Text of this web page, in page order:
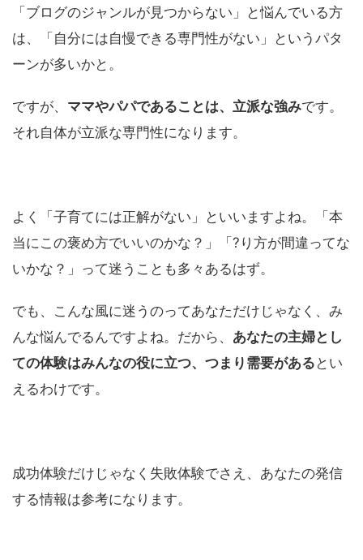
「ブログのジャンルが見つからない」と悩んでいる方
は、「自分には自慢できる専門性がない」というパタ
ーンが多いかと。
ですが、 ママやパパであることは、立派な強みです。
それ自体が立派な専門性になります。
よく「子育てには正解がない」といいますよね。「本
当にこの褒め方でいいのかな？」「?り方が間違ってな
いかな？」って迷うことも多々あるはず。
でも、こんな風に迷うのってあなただけじゃなく、み
んな悩んでるんですよね。だから、 あなたの主婦とし
ての体験はみんなの役に立つ、つまり需要がある とい
えるわけです。
成功体験だけじゃなく失敗体験でさえ、あなたの発信
する情報は参考になります。